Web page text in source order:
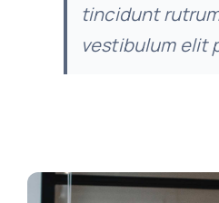
tincidunt
vestibulum elit